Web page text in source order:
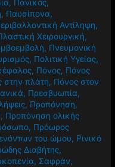
, Πανικός,
, Παυσίπονα,
Αντίληψη,
Χειρουργική,
, Πνευμονική
, Πολιτική Υγείας,
, Πόνος, Πόνος
στην πλάτη, Πόνος στον
, Πρεσβυωπία,
, Προπόνηση,
, Προπόνηση ολικής
, Πρόωρος
του ώμου, Ρινικό
Διαβήτης,
, Σαφράν,